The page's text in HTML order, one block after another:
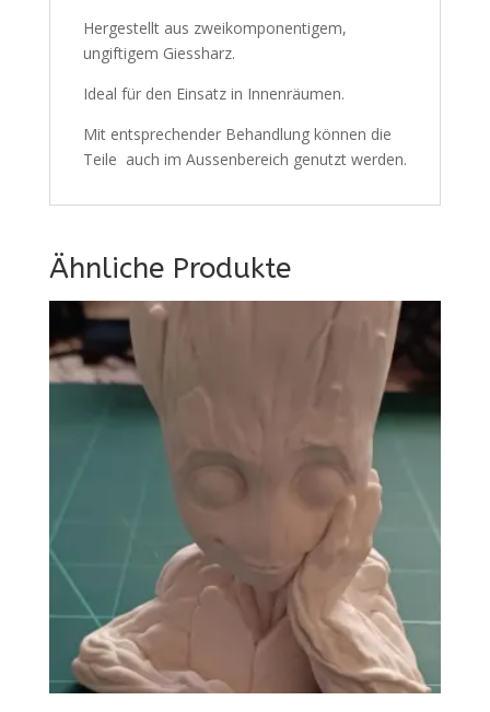
Hergestellt aus zweikomponentigem,
ungiftigem Giessharz.
Ideal für den Einsatz in Innenräumen.
Mit entsprechender Behandlung können die
Teile auch im Aussenbereich genutzt werden.
Ähnliche Produkte